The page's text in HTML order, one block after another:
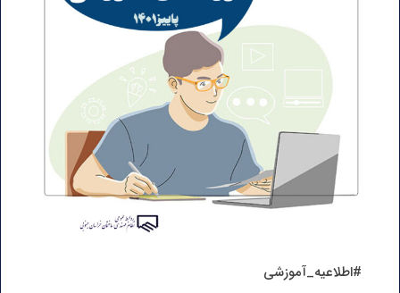
#اطلاعیه_آموزشی